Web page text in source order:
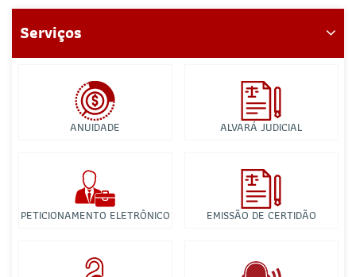
Serviços
ANUIDADE ALVARÁ JUDICIAL
PETICIONAMENTO ELETRÔNICO EMISSÃO DE CERTIDÃO